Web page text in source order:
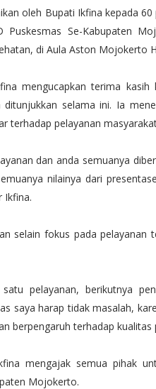
oleh Bupati Ikfina kepada
Puskesmas Se-Kabupaten
di Aula Aston Mojokerto
mengucapkan terima
selama ini. Ia
terhadap pelayanan
dan anda semuanya
nilainya dari
Ikfina.
selain fokus pada pelayanan
pelayanan, berikutnya
saya harap tidak masalah,
berpengaruh terhadap kualitas
mengajak semua pihak
Mojokerto.